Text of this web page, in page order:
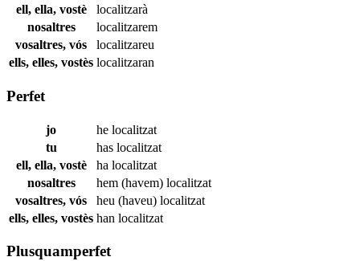
ell, ella, vostè
localitzarà
nosaltres
localitzarem
vosaltres, vós
localitzareu
ells, elles, vostès localitzaran
Perfet
jo he localitzat
tu
has localitzat
ell, ella, vostè
ha localitzat
nosaltres
hem (havem) localitzat
vosaltres, vós
heu (haveu) localitzat
ells, elles, vostès han localitzat
Plusquamperfet